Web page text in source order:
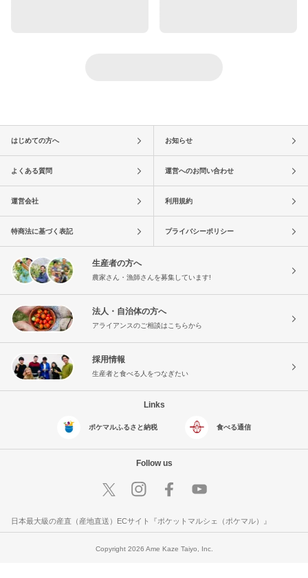
はじめての方へ お知らせ
よくある質問 運営へのお問い合わせ
運営会社 利用規約
特商法に基づく表記 プライバシーポリシー
生産者の方へ
農家さん・漁師さんを募集しています!
法人・自治体の方へ
アライアンスのご相談はこちらから
採用情報
生産者と食べる人をつなぎたい
Links
ポケマルふるさと納税 食べる通信
Follow us
日本最大級の産直（産地直送）ECサイト『ポケットマルシェ（ポケマル）』
Copyright 2026 Ame Kaze Taiyo, Inc.